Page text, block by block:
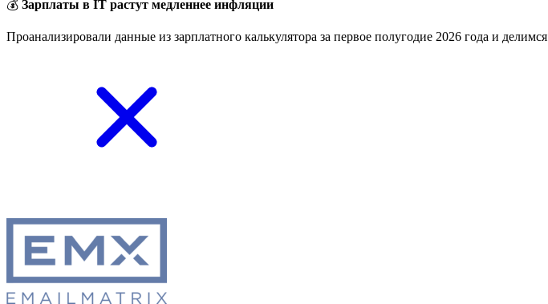
💰 Зарплаты в IT растут медленнее инфляции
Проанализировали данные из зарплатного калькулятора за первое полугодие 2026 года и делимся